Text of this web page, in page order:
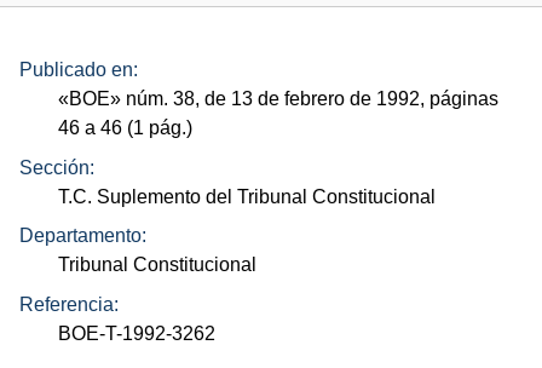
Publicado en:
«BOE» núm. 38, de 13 de febrero de 1992, páginas
46 a 46 (1 pág.)
Sección:
T.C. Suplemento del Tribunal Constitucional
Departamento:
Tribunal Constitucional
Referencia:
BOE-T-1992-3262